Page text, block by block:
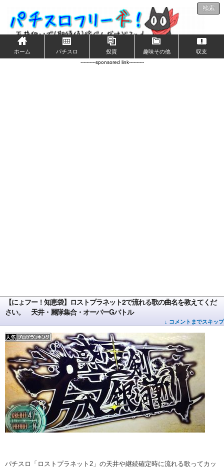
検索
ホーム パチスロ 投資 趣味その他 収支
----------sponsored link----------
【にょフー！知恵袋】ロストプラネット2で流れる歌の曲名を教えてくだ
さい。 天井・麗隊集合・オーバーGバトル
↓ コメントまでスキップ
パチスロ「ロストプラネット2」の天井や継続確定時に流れる歌ってカッ